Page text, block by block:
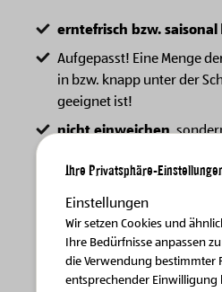
erntefrisch bzw. saisonal
Aufgepasst! Eine Menge
in bzw. knapp unter der
geeignet ist!
nicht einweichen,
nicht zerkleinert stehen
essen ?)
garen ist
oder im Wasserdampf
umso mehr wertvolle
Ihre Privatsphäre-
Einstellungen
Wir setzen Cookies und
Ihre Bedürfnisse anpassen
die Verwendung bestimmter
entsprechender Einwilligung